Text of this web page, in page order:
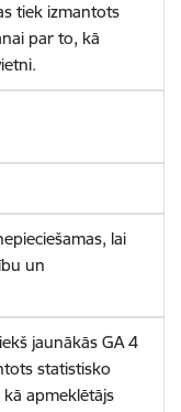
tiek izmantots
par to, kā
lai
un
jaunākās GA 4
statistisko
apmeklētājs